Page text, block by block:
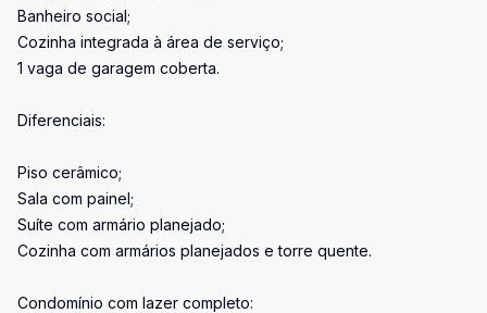
Banheiro social;
Cozinha integrada à área de serviço;
1 vaga de garagem coberta.
Diferenciais:
Piso cerâmico;
Sala com painel;
Suíte com armário planejado;
Cozinha com armários planejados e torre quente.
Condomínio com lazer completo: